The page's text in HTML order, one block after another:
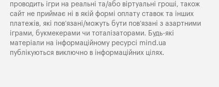
проводить ігри на реальні та/або віртуальні гроші, також
сайт не приймає ні в якій формі оплату ставок та інших
платежів, які пов’язані/можуть бути пов’язані з азартними
іграми, букмекерами чи тоталізаторами. Будь-які
матеріали на інформаційному ресурсі mind.ua
публікуються виключно в інформаційних цілях.